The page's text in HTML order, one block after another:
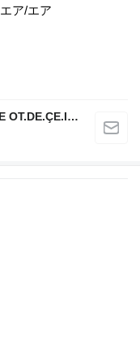
エア/エア
STAR YAGCILAR DAMPERDORSE SASE OT.DE.ÇE.IN.NA.SA.VE TIC.LTD.ŞTİ